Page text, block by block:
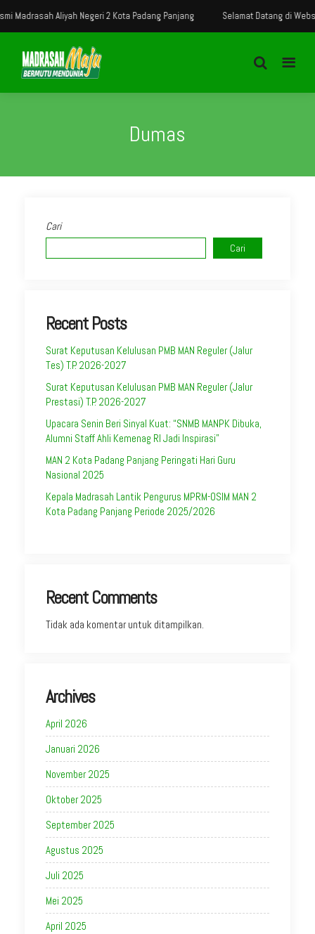
Aliyah Negeri 2 Kota Padang Panjang Selamat Datang di
Dumas
Cari
Cari
Recent Posts
Surat Keputusan Kelulusan PMB MAN Reguler (Jalur
Tes) T.P. 2026-2027
Surat Keputusan Kelulusan PMB MAN Reguler (Jalur
Prestasi) T.P. 2026-2027
Upacara Senin Beri Sinyal Kuat: “SNMB MANPK Dibuka,
Alumni Staff Ahli Kemenag RI Jadi Inspirasi”
MAN 2 Kota Padang Panjang Peringati Hari Guru
Nasional 2025
Kepala Madrasah Lantik Pengurus MPRM-OSIM MAN 2
Kota Padang Panjang Periode 2025/2026
Recent Comments
Tidak ada komentar untuk ditampilkan.
Archives
April 2026
Januari 2026
November 2025
Oktober 2025
September 2025
Agustus 2025
Juli 2025
Mei 2025
April 2025